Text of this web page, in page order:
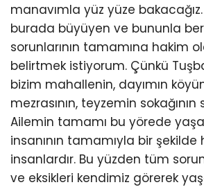
manavımla yüz yüze
burada büyüyen ve bununla
sorunlarının tamamına hakim
belirtmek istiyorum. Çünkü
bizim mahallenin, dayımın
mezrasının, teyzemin sokağının
Ailemin tamamı bu yörede
insanının tamamıyla bir
insanlardır. Bu yüzden tüm
ve eksikleri kendimiz görerek